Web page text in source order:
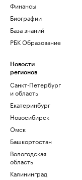
Финансы
Биографии
База знаний
РБК Образование
Новости
регионов
Санкт-Петербург
и область
Екатеринбург
Новосибирск
Омск
Башкортостан
Вологодская
область
Калининград